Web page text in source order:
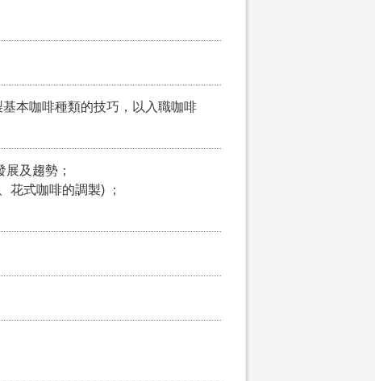
本咖啡種類的技巧，以入職咖啡
及趨勢；
花式咖啡的調製) ；